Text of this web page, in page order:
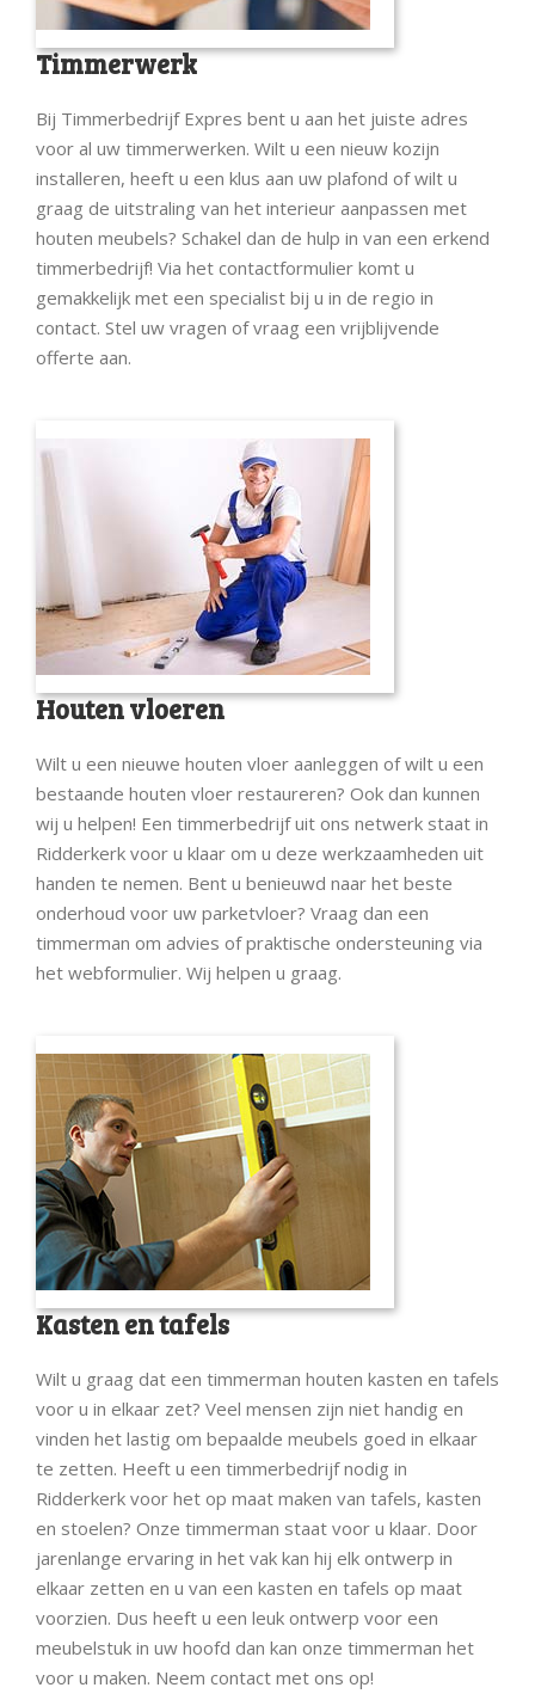
Timmerwerk
Bij Timmerbedrijf Expres bent u aan het juiste adres
voor al uw timmerwerken. Wilt u een nieuw kozijn
installeren, heeft u een klus aan uw plafond of wilt u
graag de uitstraling van het interieur aanpassen met
houten meubels? Schakel dan de hulp in van een erkend
timmerbedrijf! Via het contactformulier komt u
gemakkelijk met een specialist bij u in de regio in
contact. Stel uw vragen of vraag een vrijblijvende
offerte aan.
Houten vloeren
Wilt u een nieuwe houten vloer aanleggen of wilt u een
bestaande houten vloer restaureren? Ook dan kunnen
wij u helpen! Een timmerbedrijf uit ons netwerk staat in
Ridderkerk voor u klaar om u deze werkzaamheden uit
handen te nemen. Bent u benieuwd naar het beste
onderhoud voor uw parketvloer? Vraag dan een
timmerman om advies of praktische ondersteuning via
het webformulier. Wij helpen u graag.
Kasten en tafels
Wilt u graag dat een timmerman houten kasten en tafels
voor u in elkaar zet? Veel mensen zijn niet handig en
vinden het lastig om bepaalde meubels goed in elkaar
te zetten. Heeft u een timmerbedrijf nodig in
Ridderkerk voor het op maat maken van tafels, kasten
en stoelen? Onze timmerman staat voor u klaar. Door
jarenlange ervaring in het vak kan hij elk ontwerp in
elkaar zetten en u van een kasten en tafels op maat
voorzien. Dus heeft u een leuk ontwerp voor een
meubelstuk in uw hoofd dan kan onze timmerman het
voor u maken. Neem contact met ons op!